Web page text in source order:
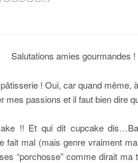
Salutations amies gourmandes !
! Oui, car quand même,
mes passions et il faut bien dire
!! Et qui dit cupcake
fait mal (mais genre vraiment
“porchosse” comme dirait ma